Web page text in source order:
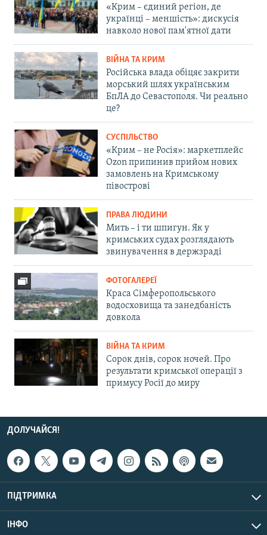
«Крим – єдиний регіон, де
українці – меншість»: дискусія
навколо нової пам'ятної дати
ВІЙНА ТА КРИМ
Російська влада обіцяє закрити
морський шлях українським
БпЛА до Севастополя. Чи реально
це?
СУСПІЛЬСТВО
«Крим – не Росія»: маркетплейс
Ozon припинив прийом нових
замовлень на Кримському
півострові
ПРАВА ЛЮДИНИ
Мить – і ти шпигун. Як у
кримських судах розглядають
звинувачення в держзраді
ФОТОГАЛЕРЕЇ
Краса Сімферопольського
водосховища та занедбаність
довкола
ВІЙНА ТА КРИМ
Сорок днів, сорок ночей. Про
результати кримської операції з
примусу Росії до миру
ДОЛУЧАЙСЯ!
ПІДТРИМКА
ІНФО